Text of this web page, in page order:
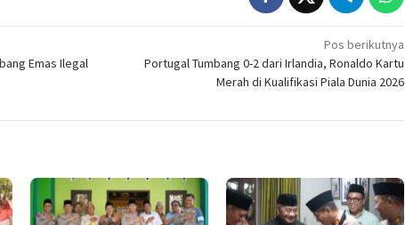
Emas Ilegal
Pos berikutnya
Portugal Tumbang 0-2 dari Irlandia, Ronaldo Kartu
Merah di Kualifikasi Piala Dunia 2026